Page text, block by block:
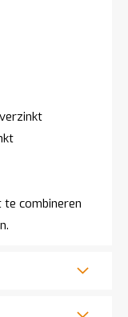
te combineren